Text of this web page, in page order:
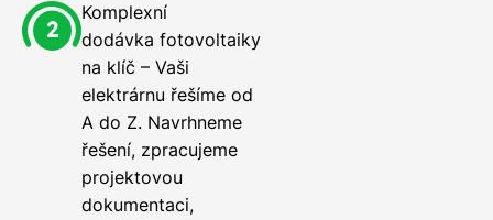
Komplexní
dodávka fotovoltaiky
na klíč – Vaši
elektrárnu řešíme od
A do Z. Navrhneme
řešení, zpracujeme
projektovou
dokumentaci,